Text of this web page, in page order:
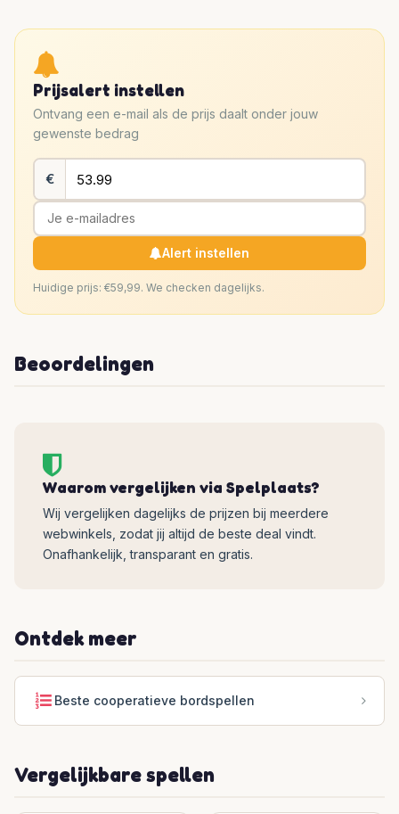
Prijsalert instellen
Ontvang een e-mail als de prijs daalt onder jouw
gewenste bedrag
€
Alert instellen
Huidige prijs: €59,99. We checken dagelijks.
Beoordelingen
Waarom vergelijken via Spelplaats?
Wij vergelijken dagelijks de prijzen bij meerdere
webwinkels, zodat jij altijd de beste deal vindt.
Onafhankelijk, transparant en gratis.
Ontdek meer
Beste cooperatieve bordspellen
Vergelijkbare spellen